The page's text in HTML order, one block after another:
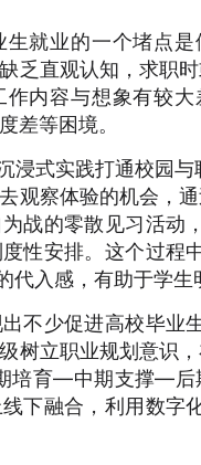
就业的一个堵点
乏直观认知，求职
作内容与想象有较
差等困境。
浸式实践打通校园
观察体验的机会，
战的零散见习活动
性安排。这个过
代入感，有助于学
不少促进高校毕业
树立职业规划意识
培育—中期支撑—后
下融合，利用数字